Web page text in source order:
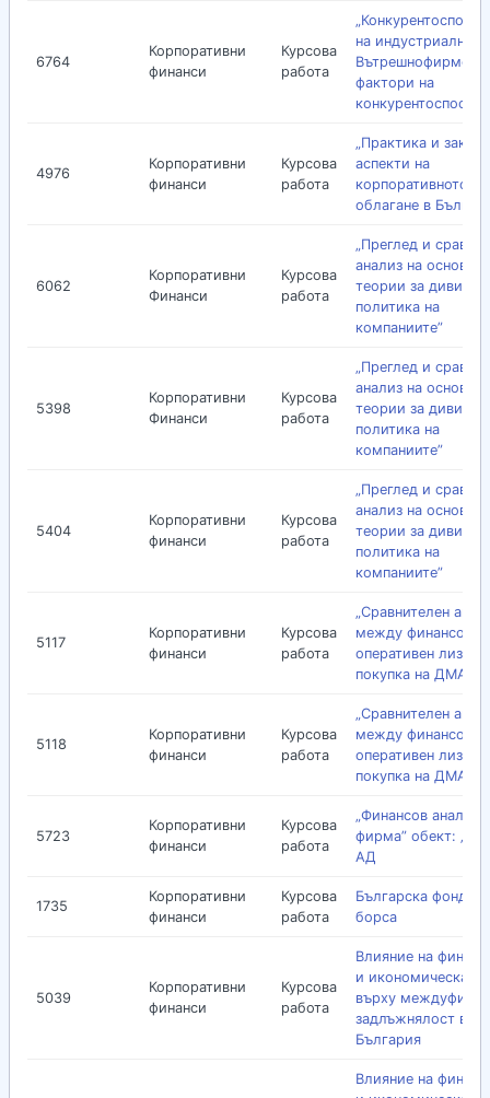
6764
Корпоративни
финанси
Курсова
работа
на индустриална
Вътрешнофирмени
фактори на
4976
Корпоративни
финанси
Курсова
работа
„Практика и
аспекти на
корпоративното
облагане в
6062
Корпоративни
Финанси
Курсова
работа
„Преглед и
анализ на
теории за
политика на
компаниите”
5398
Корпоративни
Финанси
Курсова
работа
„Преглед и
анализ на
теории за
политика на
компаниите”
5404
Корпоративни
финанси
Курсова
работа
„Преглед и
анализ на
теории за
политика на
компаниите”
5117
Корпоративни
финанси
Курсова
работа
„Сравнителен
между финансов и
оперативен
покупка на ДМА”
5118
Корпоративни
финанси
Курсова
работа
„Сравнителен
между финансов и
оперативен
покупка на ДМА”
5723
Корпоративни
финанси
Курсова
работа
„Финансов анализ
фирма” обект:
АД
1735
Корпоративни
финанси
Курсова
работа
Българска фондова
борса
5039
Корпоративни
финанси
Курсова
работа
Влияние на
и икономическата
върху
задлъжнялост в
България
Влияние на